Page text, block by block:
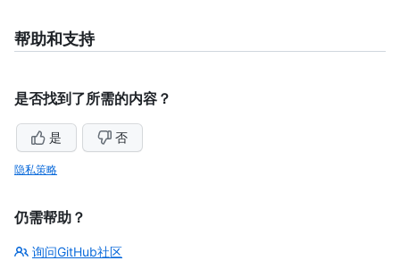
帮助和支持
是否找到了所需的内容？
是 否
隐私策略
仍需帮助？
询问GitHub社区